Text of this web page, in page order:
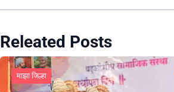
Releated Posts
माझा जिल्हा